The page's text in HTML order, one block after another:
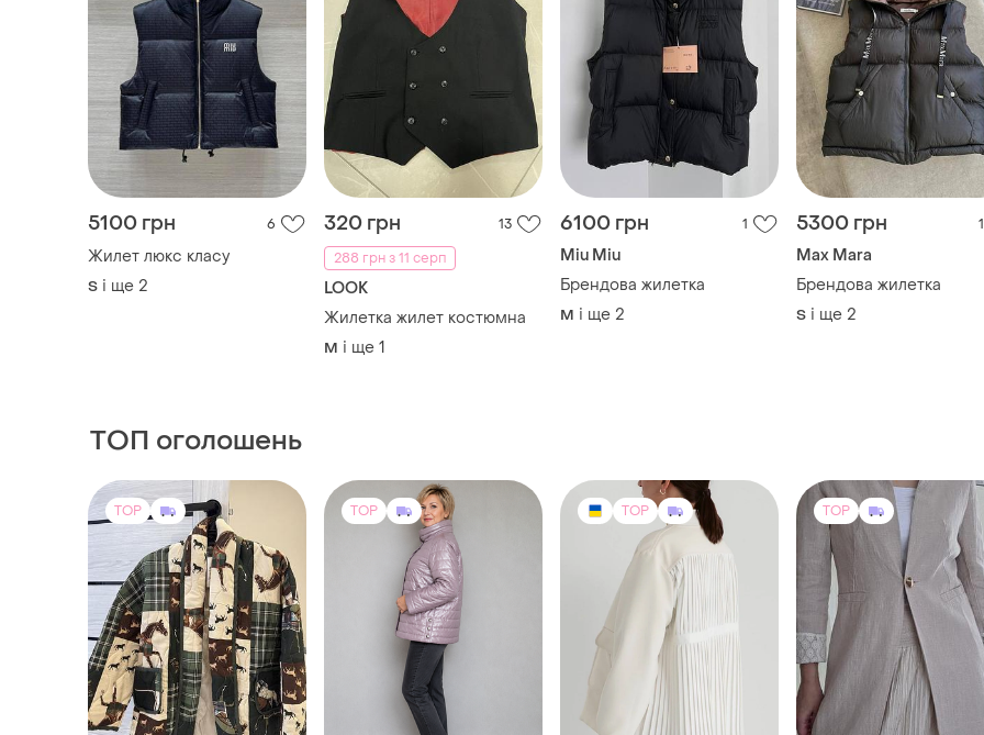
5100 грн 6
Жилет люкс класу
S і ще 2
320 грн
13
288 грн з 11 серп
LOOK
Жилетка жилет костюмна
M і ще 1
6100 грн 1
Miu Miu
Брендова жилетка
M і ще 2
5300 грн 1
Max Mara
Брендова жилетка
S і ще 2
ТОП оголошень
TOP TOP TOP TOP